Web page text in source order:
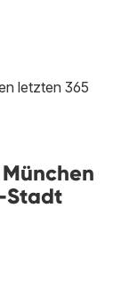
letzten 365
Stadt